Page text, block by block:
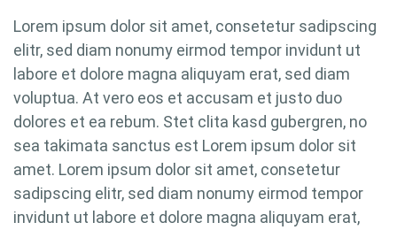
Lorem ipsum dolor sit amet, consetetur sadipscing
elitr, sed diam nonumy eirmod tempor invidunt ut
labore et dolore magna aliquyam erat, sed diam
voluptua. At vero eos et accusam et justo duo
dolores et ea rebum. Stet clita kasd gubergren, no
sea takimata sanctus est Lorem ipsum dolor sit
amet. Lorem ipsum dolor sit amet, consetetur
sadipscing elitr, sed diam nonumy eirmod tempor
invidunt ut labore et dolore magna aliquyam erat,